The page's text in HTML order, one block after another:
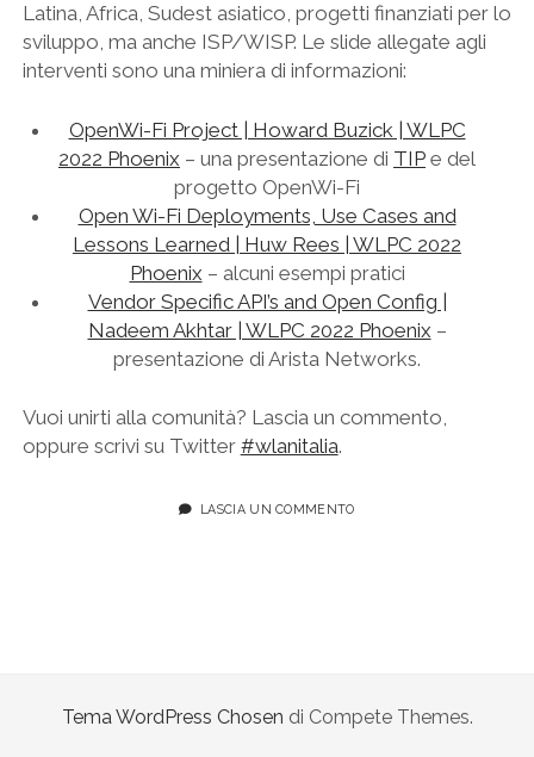
Latina, Africa, Sudest asiatico, progetti finanziati per lo
sviluppo, ma anche ISP/WISP. Le slide allegate agli
interventi sono una miniera di informazioni:
OpenWi-Fi Project | Howard Buzick | WLPC
2022 Phoenix – una presentazione di TIP e del
progetto OpenWi-Fi
Open Wi-Fi Deployments, Use Cases and
Lessons Learned | Huw Rees | WLPC 2022
Phoenix – alcuni esempi pratici
Vendor Specific API’s and Open Config |
Nadeem Akhtar | WLPC 2022 Phoenix –
presentazione di Arista Networks.
Vuoi unirti alla comunità? Lascia un commento,
oppure scrivi su Twitter #wlanitalia.
LASCIA UN COMMENTO
Tema WordPress Chosen di Compete Themes.